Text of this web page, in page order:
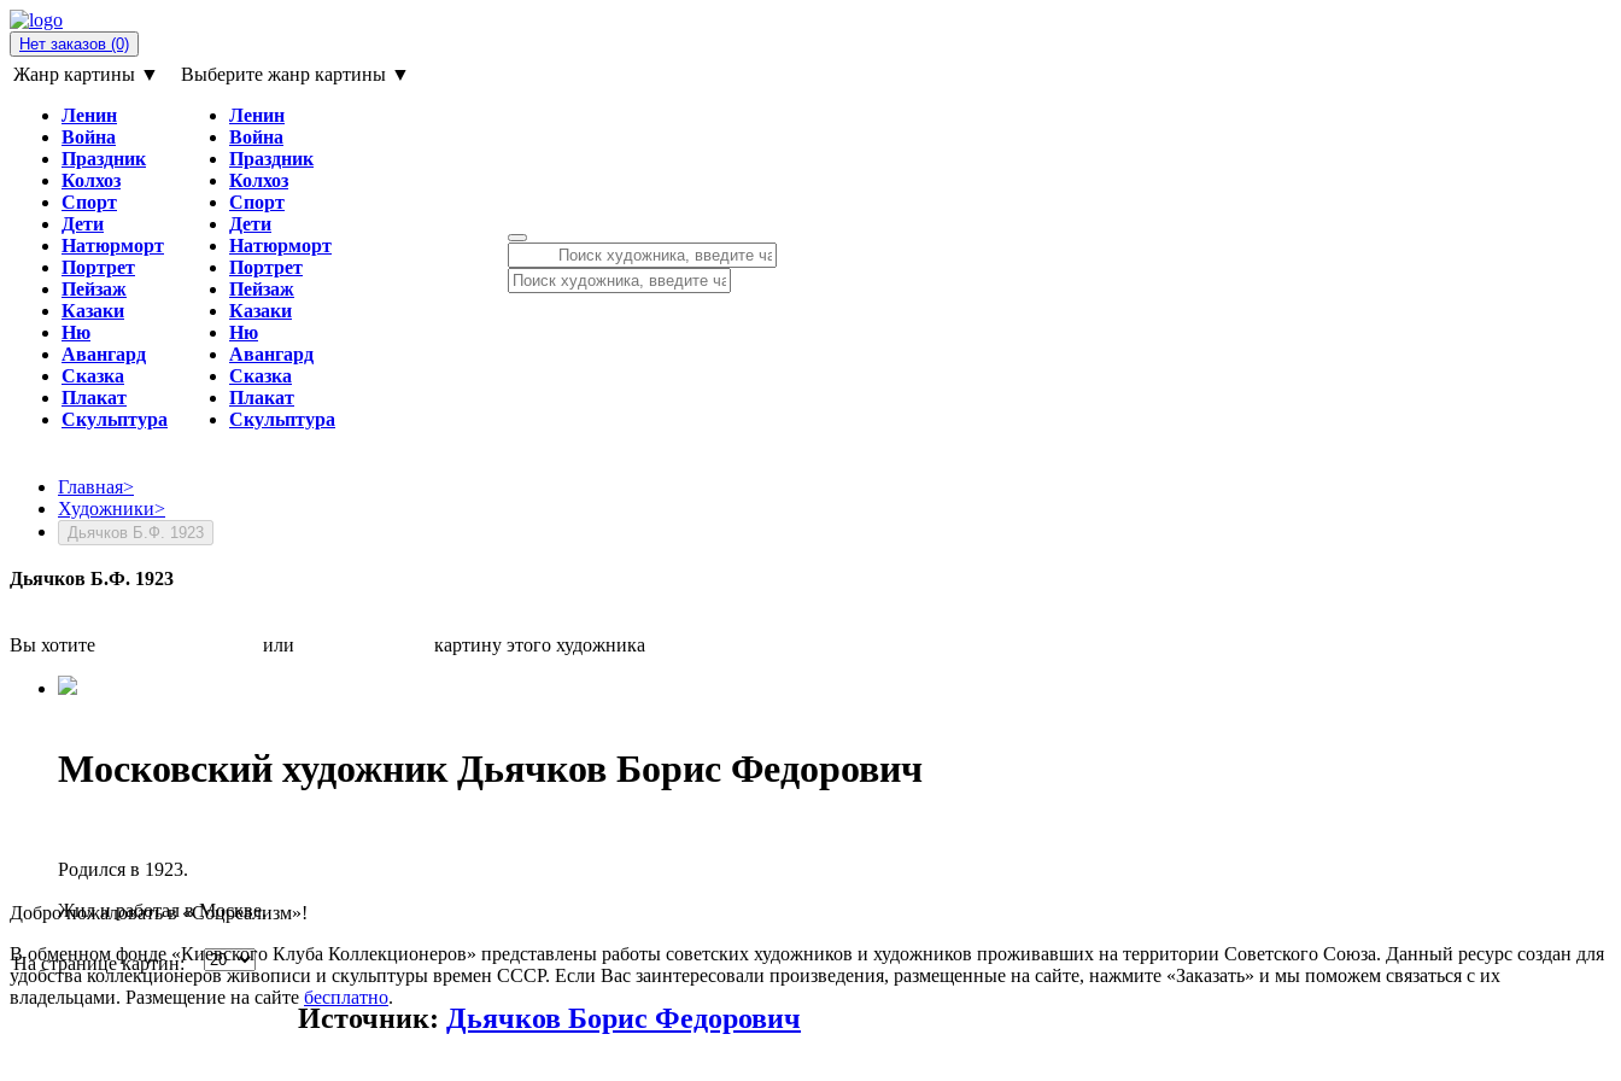
Нет заказов (0)
Жанр картины ▼
Ленин
Война
Праздник
Колхоз
Спорт
Дети
Натюрморт
Портрет
Пейзаж
Казаки
Ню
Авангард
Сказка
Плакат
Скульптура
Выберите жанр картины ▼
Ленин
Война
Праздник
Колхоз
Спорт
Дети
Натюрморт
Портрет
Пейзаж
Казаки
Ню
Авангард
Сказка
Плакат
Скульптура
Главная>
Художники>
Дьячков Б.Ф. 1923
Дьячков Б.Ф. 1923
Вы хотите или картину этого художника
Московский художник Дьячков Борис Федорович
Родился в 1923.
Жил и работал в Москве.
На странице картин:
Источник: Дьячков Борис Федорович
Добро пожаловать в «Соцреализм»!
В обменном фонде «Киевского Клуба Коллекционеров» представлены работы советских художников и художников проживавших на территории Советского Союза. Данный ресурс создан для
удобства коллекционеров живописи и скульптуры времен СССР. Если Вас заинтересовали произведения, размещенные на сайте, нажмите «Заказать» и мы поможем связаться с их
владельцами. Размещение на сайте бесплатно.